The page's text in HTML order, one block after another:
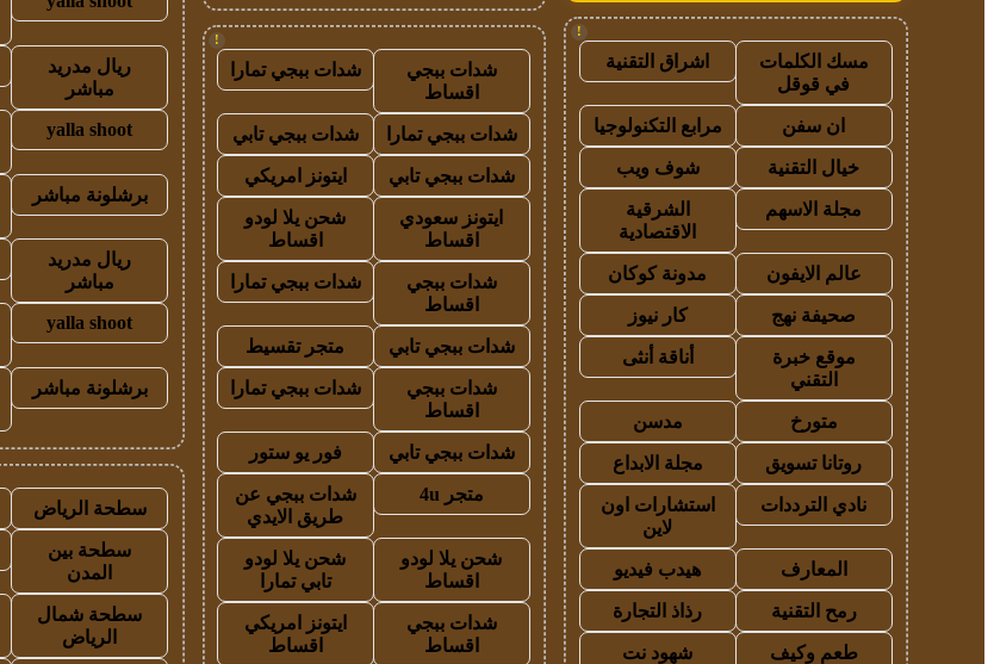
!
مسك الكلمات
في قوقل
اشراق التقنية
ان سفن مرابع التكنولوجيا
خيال التقنية شوف ويب
مجلة الاسهم
الشرقية
الاقتصادية
عالم الايفون مدونة كوكان
صحيفة نهج كار نيوز
موقع خبرة
التقني
أناقة أنثى
متورخ مدسن
روتانا تسويق مجلة الابداع
نادي الترددات
استشارات اون
لاين
المعارف هيدب فيديو
رمح التقنية رذاذ التجارة
طعم وكيف شهود نت
!
شدات ببجي
اقساط
شدات ببجي تمارا
شدات ببجي تمارا شدات ببجي تابي
شدات ببجي تابي ايتونز امريكي
ايتونز سعودي
اقساط
شحن يلا لودو
اقساط
شدات ببجي
اقساط
شدات ببجي تمارا
شدات ببجي تابي متجر تقسيط
شدات ببجي
اقساط
شدات ببجي تمارا
شدات ببجي تابي فور يو ستور
متجر 4u
شدات ببجي عن
طريق الايدي
شحن يلا لودو
اقساط
شحن يلا لودو
تابي تمارا
شدات ببجي
اقساط
ايتونز امريكي
اقساط
ريال مدريد
مباشر
yalla shoot
برشلونة مباشر
ريال مدريد
مباشر
yalla shoot
برشلونة مباشر
سطحة الرياض
سطحة بين
المدن
سطحة شمال
الرياض